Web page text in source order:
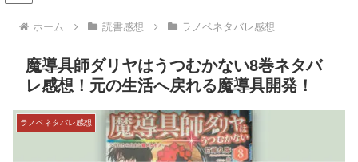
ホーム 読書感想 ラノベネタバレ感想
魔導具師ダリヤはうつむかない8巻ネタバ
レ感想！元の生活へ戻れる魔導具開発！
ラノベネタバレ感想